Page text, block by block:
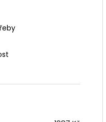
A3, 2 VÁLCE